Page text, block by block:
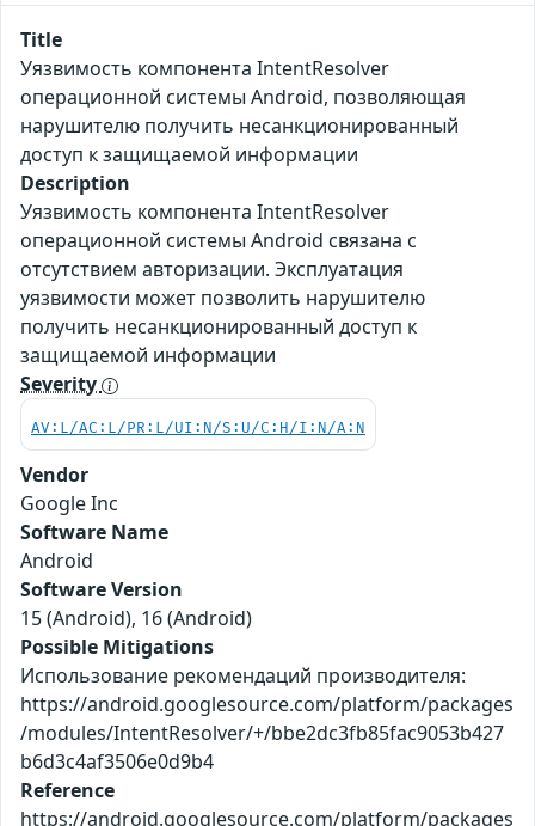
Title
Уязвимость компонента IntentResolver
операционной системы Android, позволяющая
нарушителю получить несанкционированный
доступ к защищаемой информации
Description
Уязвимость компонента IntentResolver
операционной системы Android связана с
отсутствием авторизации. Эксплуатация
уязвимости может позволить нарушителю
получить несанкционированный доступ к
защищаемой информации
Severity
AV:L/AC:L/PR:L/UI:N/S:U/C:H/I:N/A:N
Vendor
Google Inc
Software Name
Android
Software Version
15 (Android), 16 (Android)
Possible Mitigations
Использование рекомендаций производителя:
https://android.googlesource.com/platform/packages
/modules/IntentResolver/+/bbe2dc3fb85fac9053b427
b6d3c4af3506e0d9b4
Reference
https://android.googlesource.com/platform/packages